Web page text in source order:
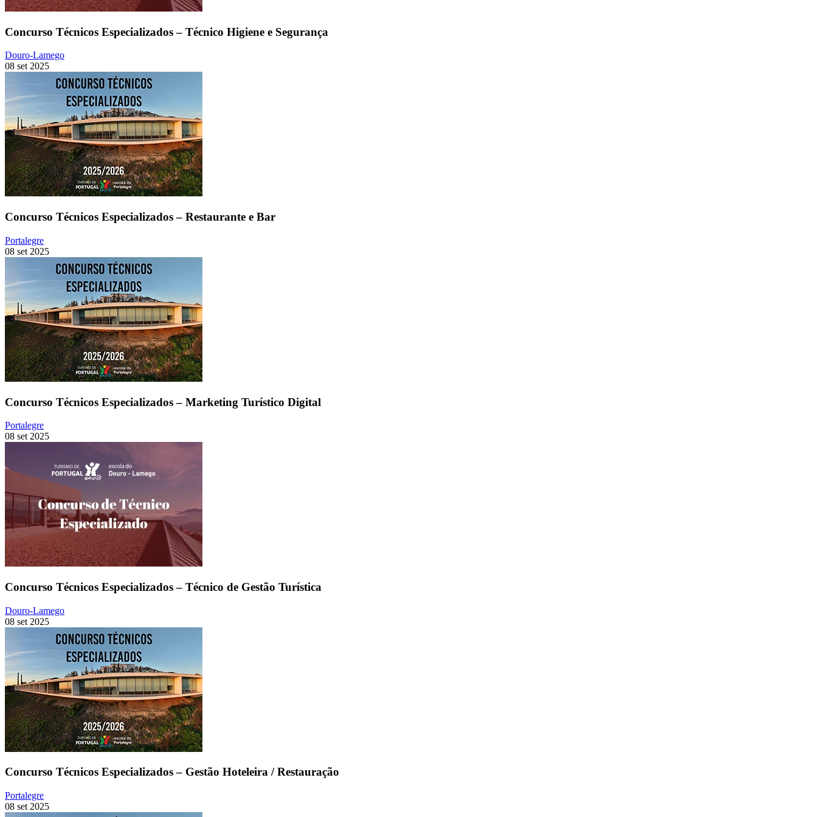
Concurso Técnicos Especializados – Técnico Higiene e Segurança
Douro-Lamego
08 set 2025
Concurso Técnicos Especializados – Restaurante e Bar
Portalegre
08 set 2025
Concurso Técnicos Especializados – Marketing Turístico Digital
Portalegre
08 set 2025
Concurso Técnicos Especializados – Técnico de Gestão Turística
Douro-Lamego
08 set 2025
Concurso Técnicos Especializados – Gestão Hoteleira / Restauração
Portalegre
08 set 2025